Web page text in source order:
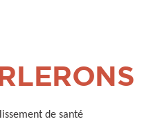
de santé